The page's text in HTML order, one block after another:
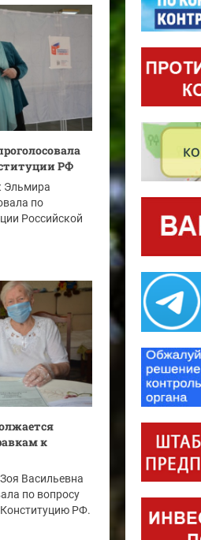
РФ
Эльмира
по
Российской
к
Васильевна
по вопросу
РФ.